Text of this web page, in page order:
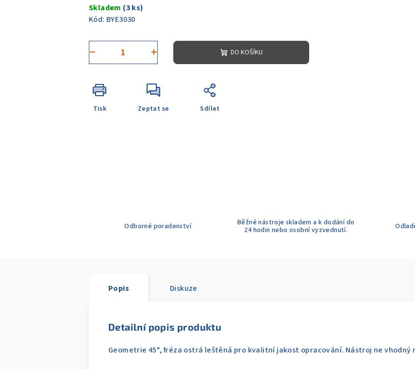
cena:
Skladem (3 ks)
Kód: BYE3030
+
− DO KOŠÍKU
Tisk Zeptat se Sdílet
Odborné poradenství
Běžné nástroje skladem a k dodání do
24 hodin nebo osobní vyzvednutí.
Popis Diskuze
Detailní popis produktu
Geometrie 45°, fréza ostrá leštěná pro kvalitní jakost opracování. Nástroj ne vhodný